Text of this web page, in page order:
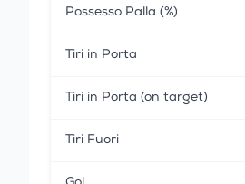
Possesso Palla (%)
Tiri in Porta
Tiri in Porta (on target)
Tiri Fuori